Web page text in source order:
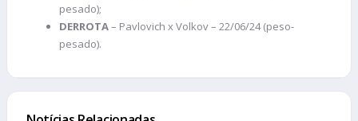
pesado);
DERROTA– Pavlovich x Volkov – 22/06/24 (peso-
pesado).